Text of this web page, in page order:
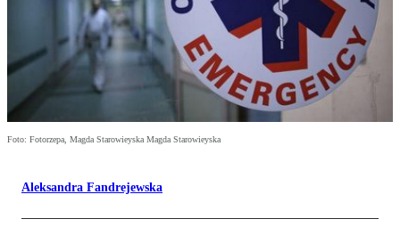
Foto: Fotorzepa, Magda Starowieyska Magda Starowieyska
Aleksandra Fandrejewska